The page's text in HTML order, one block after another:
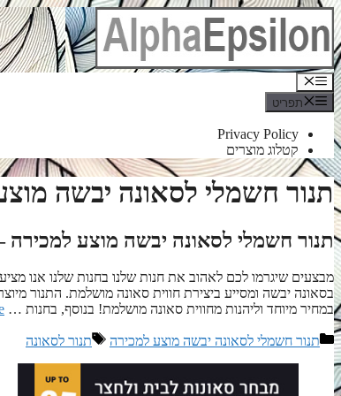
לדלג
לתוכן
תפריט
תפריט
Privacy Policy
קטלוג מוצרים
תנור חשמלי לסאונה יבשה
תנור חשמלי לסאונה יבשה מוצע
מבצעים שיגרמו לכם לאהוב את חנות שלנו בחנות שלנו אנו
בסאונה יבשה ומסייע ביצירת חווית סאונה מושלמת. התנור
במחיר מיוחד וליהנות מחווית סאונה מושלמת! בנוסף, בחנות …
קטגוריות
תנור חשמלי לסאונה יבשה מוצע למכירה תגיות
תנור לסאונה